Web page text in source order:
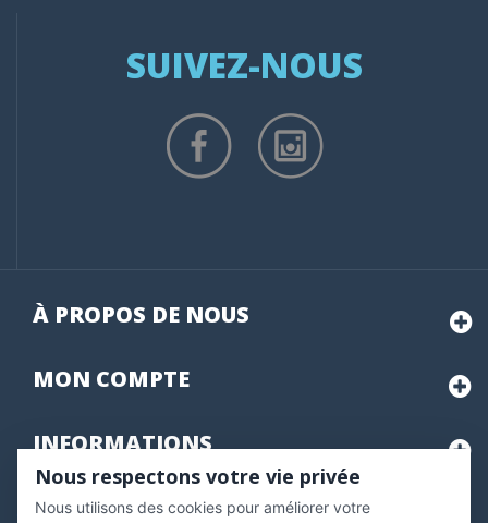
SUIVEZ-NOUS
À PROPOS DE NOUS
MON COMPTE
INFORMATIONS
Marchand approuvé par la Société des Avis Garantis,
Nous respectons votre vie privée
Nous utilisons des cookies pour améliorer votre